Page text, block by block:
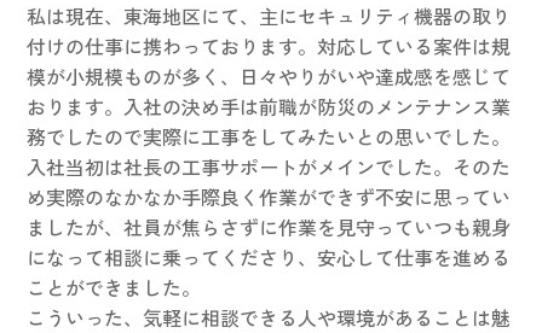
私は現在、東海地区にて、主にセキュリティ機器の取り
付けの仕事に携わっております。対応している案件は規
模が小規模ものが多く、日々やりがいや達成感を感じて
おります。入社の決め手は前職が防災のメンテナンス業
務でしたので実際に工事をしてみたいとの思いでした。
入社当初は社長の工事サポートがメインでした。そのた
め実際のなかなか手際良く作業ができず不安に思ってい
ましたが、社員が焦らさずに作業を見守っていつも親身
になって相談に乗ってくださり、安心して仕事を進める
ことができました。
こういった、気軽に相談できる人や環境があることは魅